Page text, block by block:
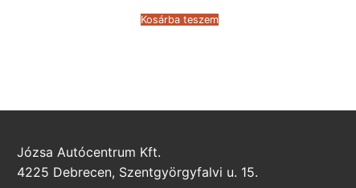
205.562 Ft.
Kosárba teszem
Józsa Autócentrum Kft.
4225 Debrecen, Szentgyörgyfalvi u. 15.